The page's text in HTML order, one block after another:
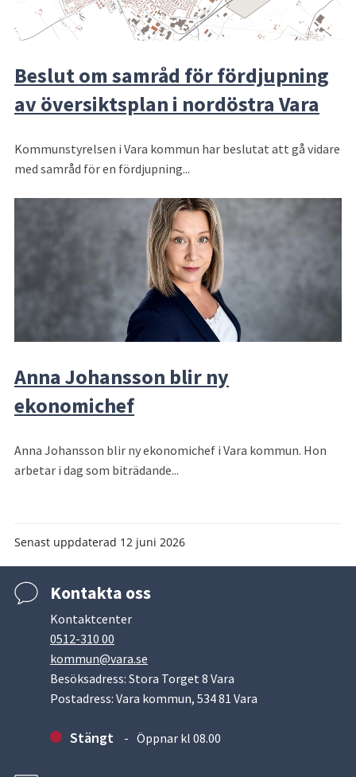
Beslut om samråd för fördjupning
av översiktsplan i nordöstra Vara
Kommunstyrelsen i Vara kommun har beslutat att gå vidare
med samråd för en fördjupning...
Anna Johansson blir ny
ekonomichef
Anna Johansson blir ny ekonomichef i Vara kommun. Hon
arbetar i dag som biträdande...
Senast uppdaterad 12 juni 2026
Kontakta oss
Kontaktcenter
0512-310 00
kommun@vara.se
Besöksadress: Stora Torget 8 Vara
Postadress: Vara kommun, 534 81 Vara
Stängt Öppnar kl 08.00